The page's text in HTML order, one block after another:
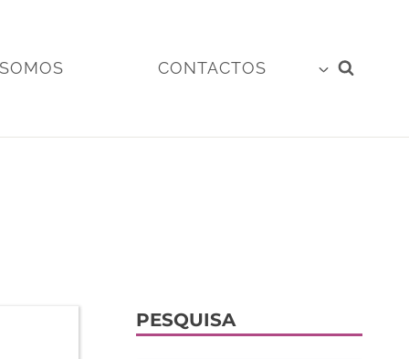
CONTACTOS
PESQUISA